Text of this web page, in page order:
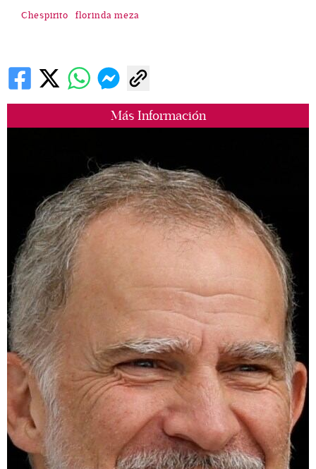
Más Información
Chespirito florinda meza